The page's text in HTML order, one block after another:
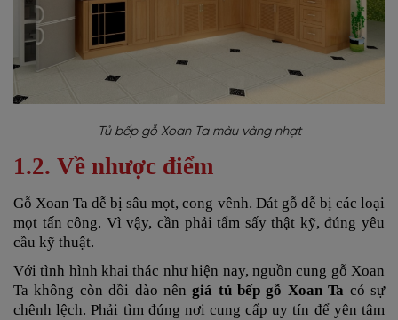
Tủ bếp gỗ Xoan Ta màu vàng nhạt
1.2. Về nhược điểm
Gỗ Xoan Ta dễ bị sâu mọt, cong vênh. Dát gỗ dễ bị các loại
mọt tấn công. Vì vậy, cần phải tẩm sấy thật kỹ, đúng yêu
cầu kỹ thuật.
Với tình hình khai thác như hiện nay, nguồn cung gỗ Xoan
Ta không còn dồi dào nêngiá tủ bếp gỗ Xoan Ta có sự
chênh lệch. Phải tìm đúng nơi cung cấp uy tín để yên tâm